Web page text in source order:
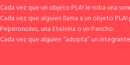
Cada vez que un objeto PLA! le roba una
Cada vez que alguien llama a un objeto
Peperoncino, una Etelvina o un Pancho.
Cada vez que alguien “adopta” un